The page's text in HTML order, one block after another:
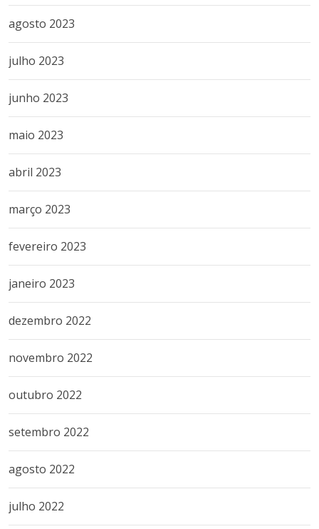
agosto 2023
julho 2023
junho 2023
maio 2023
abril 2023
março 2023
fevereiro 2023
janeiro 2023
dezembro 2022
novembro 2022
outubro 2022
setembro 2022
agosto 2022
julho 2022